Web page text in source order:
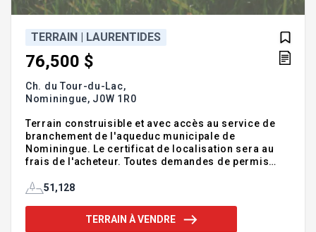
TERRAIN | LAURENTIDES
76,500 $
Ch. du Tour-du-Lac,
Nominingue, J0W 1R0
Terrain construisible et avec accès au service de
branchement de l'aqueduc municipale de
Nominingue. Le certificat de localisation sera au
frais de l'acheteur. Toutes demandes de permis
s'informer de la possibilité pour unifamiliale,
calculé en fonction des pieds carrés, elle peuvent
être légèrement différentes.A quelques pas de
51,128
TERRAIN À VENDRE